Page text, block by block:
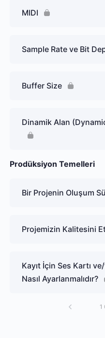
MIDI
Sample Rate ve Bit
Buffer Size
Dinamik Alan
Prodüksiyon Temelleri
Bir Projenin Oluşum
Projemizin Kalitesini
Kayıt İçin Ses Kartı
Nasıl Ayarlanmalıdır?
1